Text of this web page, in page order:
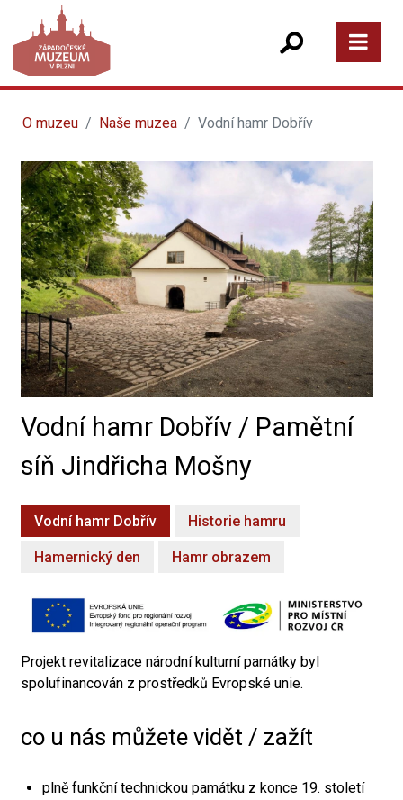
O muzeu Naše muzea Vodní hamr Dobřív
Vodní hamr Dobřív / Pamětní
síň Jindřicha Mošny
Vodní hamr Dobřív Historie hamru
Hamernický den Hamr obrazem
Projekt revitalizace národní kulturní památky byl
spolufinancován z prostředků Evropské unie.
co u nás můžete vidět / zažít
plně funkční technickou památku z konce 19. století